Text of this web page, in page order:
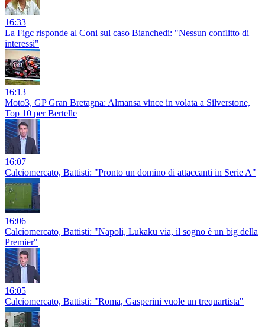
16:33
La Figc risponde al Coni sul caso Bianchedi: "Nessun conflitto di
interessi"
16:13
Moto3, GP Gran Bretagna: Almansa vince in volata a Silverstone,
Top 10 per Bertelle
16:07
Calciomercato, Battisti: "Pronto un domino di attaccanti in Serie A"
16:06
Calciomercato, Battisti: "Napoli, Lukaku via, il sogno è un big della
Premier"
16:05
Calciomercato, Battisti: "Roma, Gasperini vuole un trequartista"